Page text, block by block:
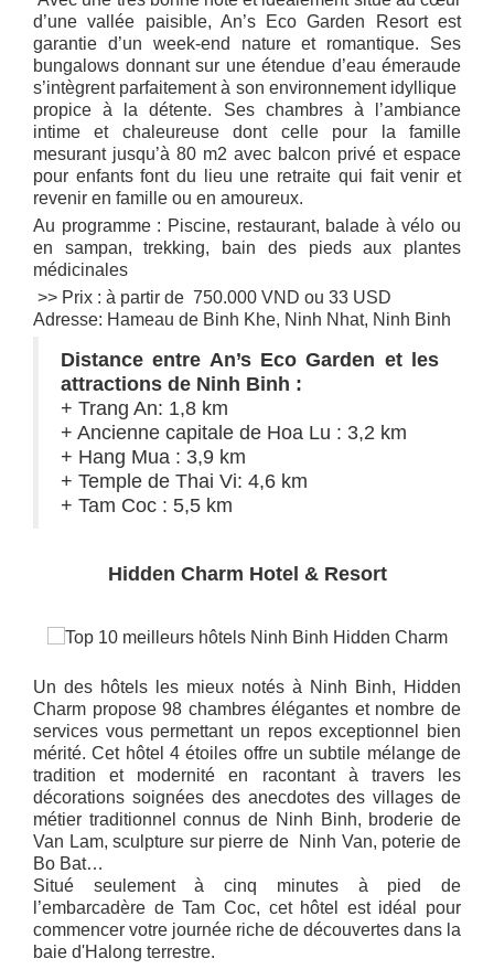
d’une vallée paisible, An’s Eco Garden Resort est
garantie d’un week-end nature et romantique. Ses
bungalows donnant sur une étendue d’eau émeraude
s’intègrent parfaitement à son environnement idyllique
propice à la détente. Ses chambres à l’ambiance
intime et chaleureuse dont celle pour la famille
mesurant jusqu’à 80 m2 avec balcon privé et espace
pour enfants font du lieu une retraite qui fait venir et
revenir en famille ou en amoureux.
Au programme : Piscine, restaurant, balade à vélo ou
en sampan, trekking, bain des pieds aux plantes
médicinales
>> Prix : à partir de 750.000 VND ou 33 USD
Adresse: Hameau de Binh Khe, Ninh Nhat, Ninh Binh
Distance entre An’s Eco Garden et les
attractions de Ninh Binh :
+ Trang An: 1,8 km
+ Ancienne capitale de Hoa Lu : 3,2 km
+ Hang Mua : 3,9 km
+ Temple de Thai Vi: 4,6 km
+ Tam Coc : 5,5 km
Hidden Charm Hotel & Resort
Un des hôtels les mieux notés à Ninh Binh, Hidden
Charm propose 98 chambres élégantes et nombre de
services vous permettant un repos exceptionnel bien
mérité. Cet hôtel 4 étoiles offre un subtile mélange de
tradition et modernité en racontant à travers les
décorations soignées des anecdotes des villages de
métier traditionnel connus de Ninh Binh, broderie de
Van Lam, sculpture sur pierre de Ninh Van, poterie de
Bo Bat…
Situé seulement à cinq minutes à pied de
l’embarcadère de Tam Coc, cet hôtel est idéal pour
commencer votre journée riche de découvertes dans la
baie d'Halong terrestre.